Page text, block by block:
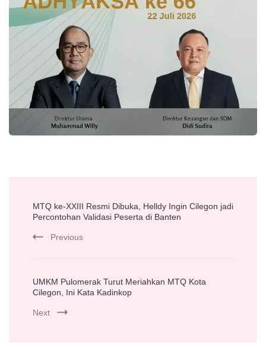
Navigation
MTQ ke-XXIII Resmi Dibuka, Helldy Ingin Cilegon jadi
Percontohan Validasi Peserta di Banten
Previous
UMKM Pulomerak Turut Meriahkan MTQ Kota
Cilegon, Ini Kata Kadinkop
Next